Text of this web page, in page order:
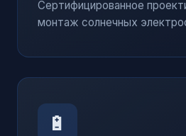
Сертифицированное
монтаж солнечных
🔋